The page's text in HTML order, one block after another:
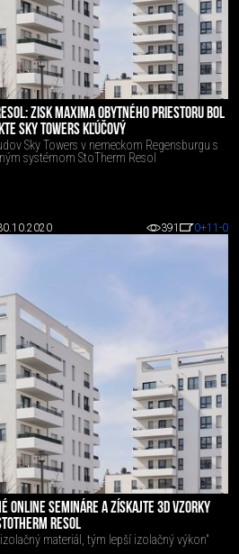
ZISK MAXIMA OBYTNÉHO PRIESTORU BOL
SKY TOWERS KĽÚČOVÝ
Sky Towers v nemeckom Regensburgu s
systémom StoTherm Resol
391 0+11 -0
ONLINE SEMINÁRE A ZÍSKAJTE 3D VZORKY
RESOL
materiál, tým lepší izolačný výkon"